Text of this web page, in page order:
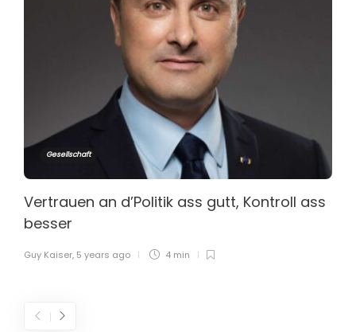
Gesellschaft
Vertrauen an d’Politik ass gutt, Kontroll ass
besser
Guy Kaiser, 5 years ago 4 min